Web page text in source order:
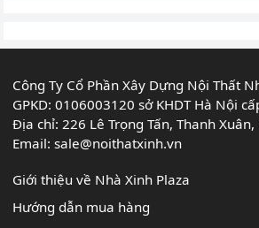
Công Ty Cổ Phần Xây Dựng Nội Thất
GPKD: 0106003120 sở KHDT Hà Nội
Địa chỉ: 226 Lê Trọng Tấn, Thanh Xuân,
Email:sale@noithatxinh.vn
Giới thiệu về Nhà Xinh Plaza
Hướng dẫn mua hàng